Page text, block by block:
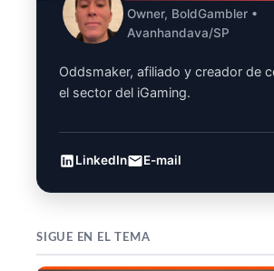
Owner, BoldGambler •
Avanhandava/SP
Oddsmaker, afiliado y creador de
el sector del iGaming.
LinkedIn E-mail
SIGUE EN EL TEMA